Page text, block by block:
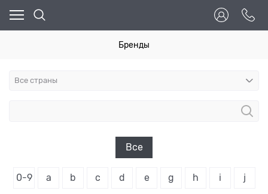
Бренды
Все
0-9 a b c d e g h i j